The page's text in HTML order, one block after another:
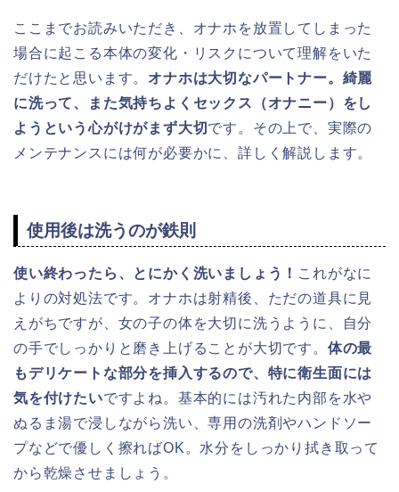
ここまでお読みいただき、オナホを放置してしまった
場合に起こる本体の変化・リスクについて理解をいた
だけたと思います。 オナホは大切なパートナー。綺麗
に洗って、また気持ちよくセックス（オナニー）をし
ようという心がけがまず大切 です。その上で、実際の
メンテナンスには何が必要かに、詳しく解説します。
使用後は洗うのが鉄則
使い終わったら、とにかく洗いましょう！ これがなに
よりの対処法です。オナホは射精後、ただの道具に見
えがちですが、女の子の体を大切に洗うように、自分
の手でしっかりと磨き上げることが大切です。 体の最
もデリケートな部分を挿入するので、特に衛生面には
気を付けたいですよね。基本的には汚れた内部を水や
ぬるま湯で浸しながら洗い、専用の洗剤やハンドソー
プなどで優しく擦ればOK。水分をしっかり拭き取って
から乾燥させましょう。